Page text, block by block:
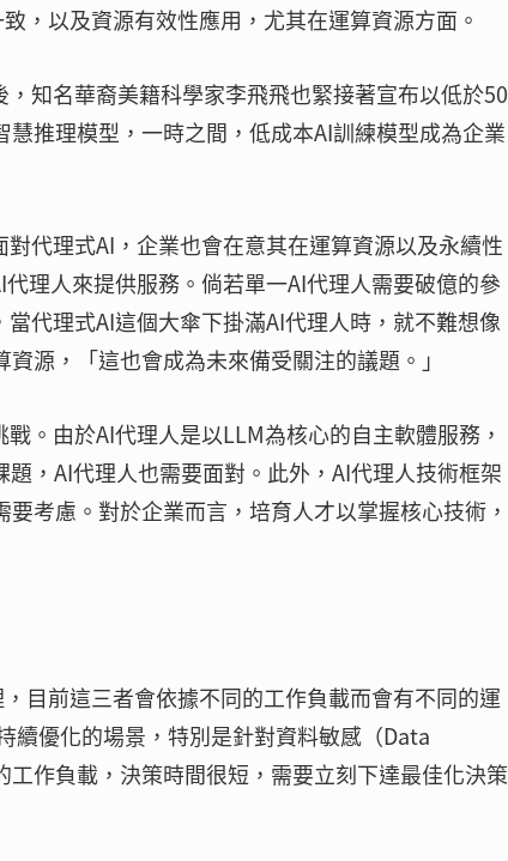
，以及資源有效性應用，尤其在運算資源方面。
知名華裔美籍科學家李飛飛也緊接著宣布以低於50
推理模型，一時之間，低成本AI訓練模型成為企業
代理式AI，企業也會在意其在運算資源以及永續性
理人來提供服務。倘若單一AI代理人需要破億的參
代理式AI這個大傘下掛滿AI代理人時，就不難想像
源，「這也會成為未來備受關注的議題。」
。由於AI代理人是以LLM為核心的自主軟體服務，
，AI代理人也需要面對。此外，AI代理人技術框架
考慮。對於企業而言，培育人才以掌握核心技術，
目前這三者會依據不同的工作負載而會有不同的運
續優化的場景，特別是針對資料敏感（Data
作負載，決策時間很短，需要立刻下達最佳化決策